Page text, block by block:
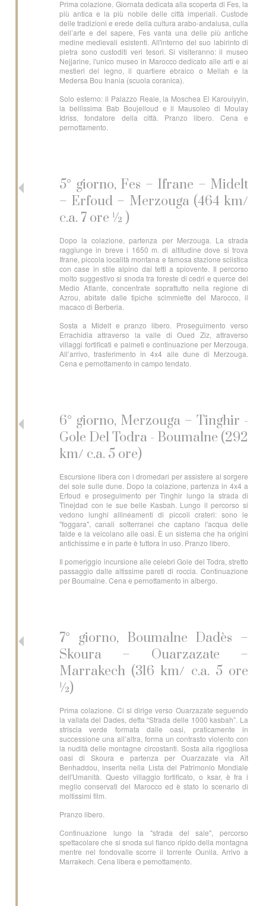
Prima colazione. Giornata dedicata alla scoperta di Fes, la
più antica e la più nobile delle città imperiali. Custode
delle tradizioni e erede della cultura arabo-andalusa, culla
dell’arte e del sapere, Fes vanta una delle più antiche
medine medievali esistenti. All'interno del suo labirinto di
pietra sono custoditi veri tesori. Si visiteranno: il museo
Nejjarine, l'unico museo in Marocco dedicato alle arti e ai
mestieri del legno, il quartiere ebraico o Mellah e la
Medersa Bou Inania (scuola coranica).
Solo esterno: il Palazzo Reale, la Moschea El Karouiyyin,
la bellissima Bab Boujelloud e il Mausoleo di Moulay
Idriss, fondatore della città. Pranzo libero. Cena e
pernottamento.
5° giorno, Fes – Ifrane – Midelt
– Erfoud – Merzouga (464 km/
c.a. 7 ore ½ )
Dopo la colazione, partenza per Merzouga. La strada
raggiunge in breve i 1650 m. di altitudine dove si trova
Ifrane, piccola località montana e famosa stazione sciistica
con case in stile alpino dai tetti a spiovente. Il percorso
molto suggestivo si snoda tra foreste di cedri e querce del
Medio Atlante, concentrate soprattutto nella regione di
Azrou, abitate dalle tipiche scimmiette del Marocco, il
macaco di Berberia.
Sosta a Midelt e pranzo libero. Proseguimento verso
Errachidia attraverso la valle di Oued Ziz, attraverso
villaggi fortificati e palmeti e continuazione per Merzouga.
All’arrivo, trasferimento in 4x4 alle dune di Merzouga.
Cena e pernottamento in campo tendato.
6° giorno, Merzouga – Tinghir -
Gole Del Todra - Boumalne (292
km/ c.a. 5 ore)
Escursione libera con i dromedari per assistere al sorgere
del sole sulle dune. Dopo la colazione, partenza in 4x4 a
Erfoud e proseguimento per Tinghir lungo la strada di
Tinejdad con le sue belle Kasbah. Lungo il percorso si
vedono lunghi allineamenti di piccoli crateri: sono le
"foggara", canali sotterranei che captano l'acqua delle
falde e la veicolano alle oasi. È un sistema che ha origini
antichissime e in parte è tuttora in uso. Pranzo libero.
Il pomeriggio incursione alle celebri Gole del Todra, stretto
passaggio dalle altissime pareti di roccia. Continuazione
per Boumalne. Cena e pernottamento in albergo.
7° giorno, Boumalne Dadès –
Skoura – Ouarzazate –
Marrakech (316 km/ c.a. 5 ore
½)
Prima colazione. Ci si dirige verso Ouarzazate seguendo
la vallata del Dades, detta “Strada delle 1000 kasbah”. La
striscia verde formata dalle oasi, praticamente in
successione una all’altra, forma un contrasto violento con
la nudità delle montagne circostanti. Sosta alla rigogliosa
oasi di Skoura e partenza per Ouarzazate via Aït
Benhaddou, inserita nella Lista del Patrimonio Mondiale
dell'Umanità. Questo villaggio fortificato, o ksar, è fra i
meglio conservati del Marocco ed è stato lo scenario di
moltissimi film.
Pranzo libero.
Continuazione lungo la "strada del sale", percorso
spettacolare che si snoda sul fianco ripido della montagna
mentre nel fondovalle scorre il torrente Ounila. Arrivo a
Marrakech. Cena libera e pernottamento.